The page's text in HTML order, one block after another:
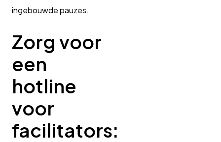
ingebouwde pauzes.
Zorg voor
een
hotline
voor
facilitators: